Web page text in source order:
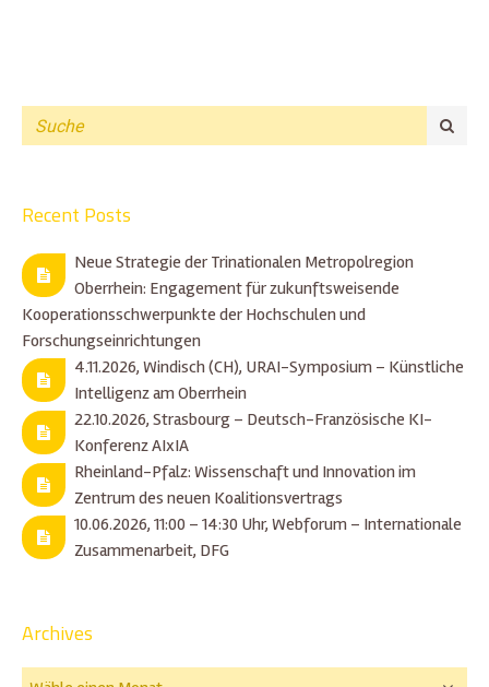
Recent Posts
Neue Strategie der Trinationalen Metropolregion
Oberrhein: Engagement für zukunftsweisende
Kooperationsschwerpunkte der Hochschulen und
Forschungseinrichtungen
4.11.2026, Windisch (CH), URAI-Symposium – Künstliche
Intelligenz am Oberrhein
22.10.2026, Strasbourg – Deutsch-Französische KI-
Konferenz AIxIA
Rheinland-Pfalz: Wissenschaft und Innovation im
Zentrum des neuen Koalitionsvertrags
10.06.2026, 11:00 – 14:30 Uhr, Webforum – Internationale
Zusammenarbeit, DFG
Archives